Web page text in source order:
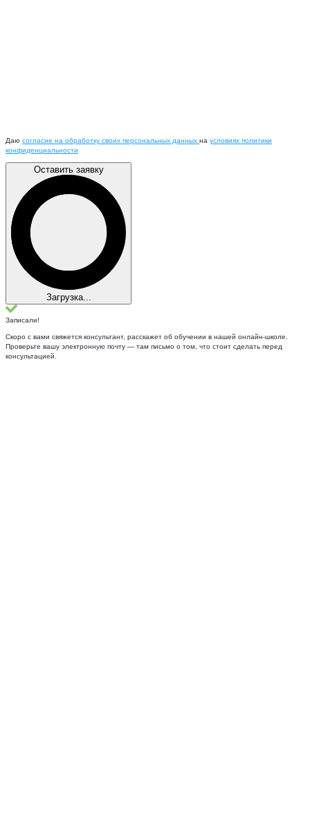
Даю согласие на обработку своих персональных данных на условиях политики
конфиденциальности
Оставить заявку
Загрузка...
Записали!
Скоро с вами свяжется консультант, расскажет об обучении в нашей онлайн-школе.
Проверьте вашу электронную почту — там письмо о том, что стоит сделать перед
консультацией.